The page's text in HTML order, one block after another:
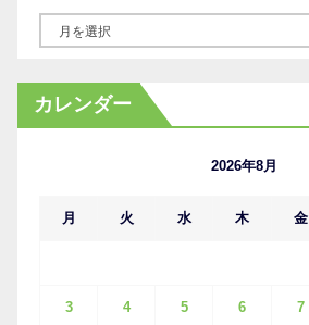
カ
イ
カレンダー
2026年8月
月 火 水 木 金
3 4 5 6 7